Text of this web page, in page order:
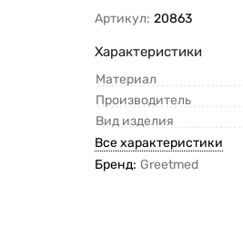
Артикул: 20863
Характеристики
Материал
Производитель
Вид изделия
Все характеристики
Бренд: Greetmed